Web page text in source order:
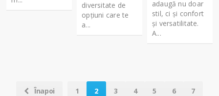
diversitate de
opțiuni care te
a...
adaugă nu doar
stil, ci și confort
și versatilitate.
A...
Înapoi 1 2 3 4 5 6 7